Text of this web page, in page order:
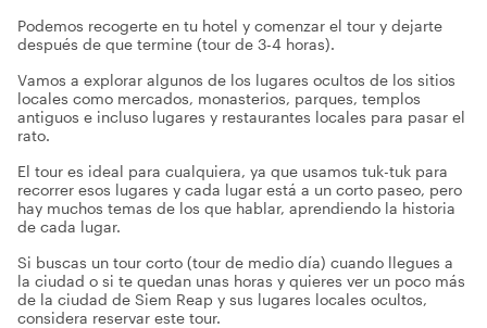
Podemos recogerte en tu hotel y comenzar el tour y dejarte
después de que termine (tour de 3-4 horas).
Vamos a explorar algunos de los lugares ocultos de los sitios
locales como mercados, monasterios, parques, templos
antiguos e incluso lugares y restaurantes locales para pasar el
rato.
El tour es ideal para cualquiera, ya que usamos tuk-tuk para
recorrer esos lugares y cada lugar está a un corto paseo, pero
hay muchos temas de los que hablar, aprendiendo la historia
de cada lugar.
Si buscas un tour corto (tour de medio día) cuando llegues a
la ciudad o si te quedan unas horas y quieres ver un poco más
de la ciudad de Siem Reap y sus lugares locales ocultos,
considera reservar este tour.